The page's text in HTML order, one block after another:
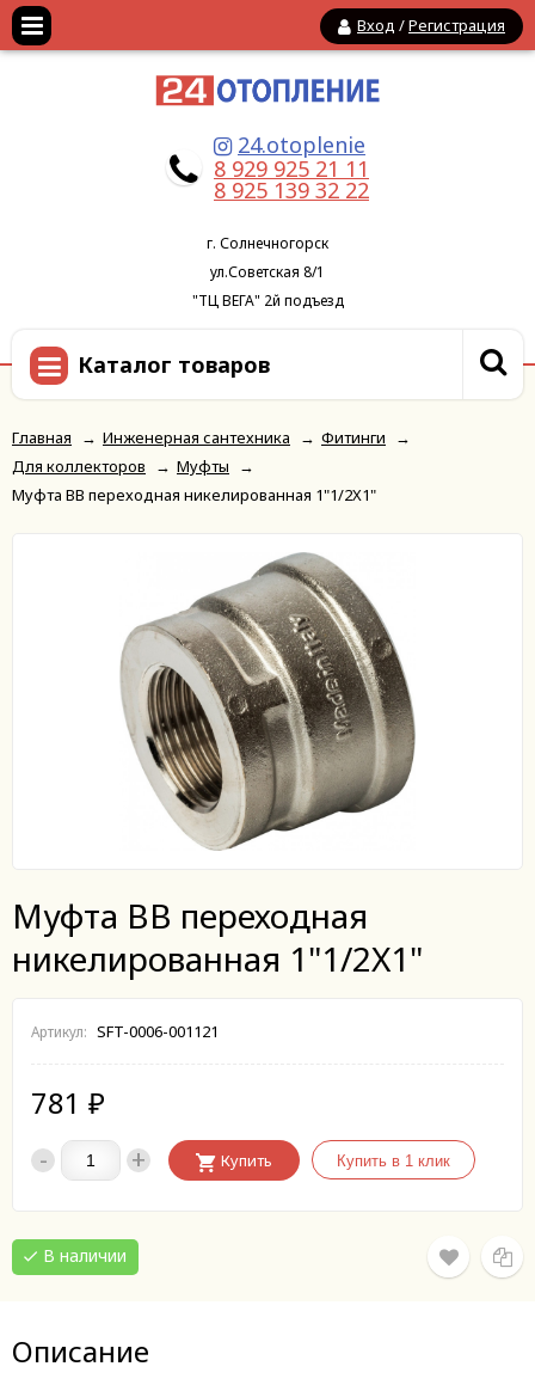
Вход /Регистрация
24.otoplenie
8 929 925 21 11
8 925 139 32 22
г. Солнечногорск
ул.Советская 8/1
"ТЦ ВЕГА" 2й подъезд
Каталог товаров
Главная → Инженерная сантехника → Фитинги
→
Для коллекторов
→ Муфты
→
Муфта ВВ переходная никелированная 1"1/2X1"
Муфта ВВ переходная
никелированная 1"1/2X1"
Артикул: SFT-0006-001121
781 ₽
- + Купить
В наличии
Описание